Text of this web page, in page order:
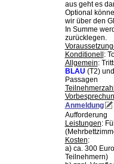
aus geht es
Optional
wir über den
In Summe
zurücklegen.
Konditionell :
Allgemein:
BLAU (T2)
Passagen
Anmeldung
Aufforderung
Leistungen:
Kosten:
a) ca. 300
Teilnehmern)